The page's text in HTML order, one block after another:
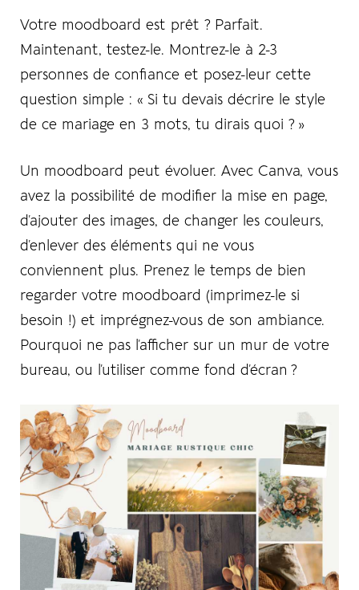
Votre moodboard est prêt ? Parfait.
Maintenant, testez-le. Montrez-le à 2-3
personnes de confiance et posez-leur cette
question simple : « Si tu devais décrire le style
de ce mariage en 3 mots, tu dirais quoi ? »
Un moodboard peut évoluer. Avec Canva, vous
avez la possibilité de modifier la mise en page,
d’ajouter des images, de changer les couleurs,
d’enlever des éléments qui ne vous
conviennent plus. Prenez le temps de bien
regarder votre moodboard (imprimez-le si
besoin !) et imprégnez-vous de son ambiance.
Pourquoi ne pas l’afficher sur un mur de votre
bureau, ou l’utiliser comme fond d’écran ?